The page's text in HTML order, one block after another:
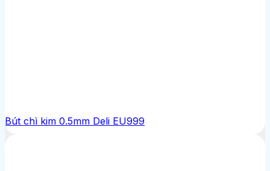
Bút chì kim 0.5mm Deli EU999